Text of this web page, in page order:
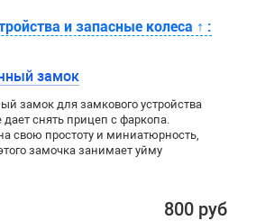
и запасные колеса ↑ :
замок
замок для замкового устройства
дает снять прицеп с фаркопа.
свою простоту и миниатюрность,
замочка занимает уйму
800 руб